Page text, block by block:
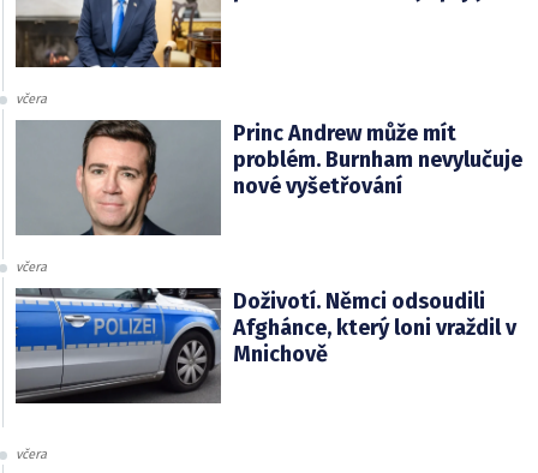
včera
Princ Andrew může mít
problém. Burnham nevylučuje
nové vyšetřování
včera
Doživotí. Němci odsoudili
Afghánce, který loni vraždil v
Mnichově
včera